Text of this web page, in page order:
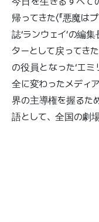
帰ってきた〈『悪魔は
誌‘ランウェイ’の編
ターとして戻ってき
の役員となった‘エ
全に変わったメディ
界の主導権を握るた
語として、全国の劇